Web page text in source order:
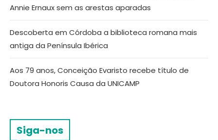
Annie Ernaux sem as arestas aparadas
Descoberta em Córdoba a biblioteca romana mais
antiga da Península Ibérica
Aos 79 anos, Conceição Evaristo recebe título de
Doutora Honoris Causa da UNICAMP
Siga-nos